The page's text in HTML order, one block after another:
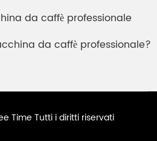
da caffè professionale
da caffè professionale?
Time Tutti i diritti riservati